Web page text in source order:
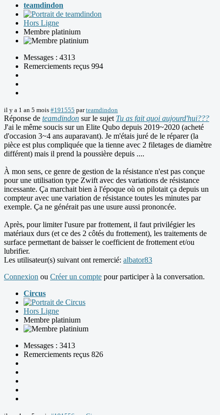
teamdindon
Hors Ligne
Membre platinium
Messages : 4313
Remerciements reçus 994
il y a 1 an 5 mois #191555 parteamdindon
Réponse de teamdindon sur le sujet Tu as fait quoi aujourd'hui???
J'ai le même soucis sur un Elite Qubo depuis 2019~2020 (acheté
d'occasion 3~4 ans auparavant). Je m'étais juré de le réparer (la
pièce est plus compliquée que la tienne avec 2 filetages de diamètre
différent) mais il prend la poussière depuis ....
À mon sens, ce genre de gestion de la résistance n'est pas conçue
pour une utilisation type Zwift avec des variations de résistance
incessante. Ça marchait bien à l'époque où on pilotait ça depuis un
compteur avec une variation de résistance toutes les minutes par
exemple. Ça ne générait pas une usure aussi prononcée.
Après, pour limiter l'usure par frottement, il faut privilégier les
matériaux durs (et ce des 2 côtés du frottement), les traitements de
surface permettant de baisser le coefficient de frottement et/ou
lubrifier.
Les utilisateur(s) suivant ont remercié: albator83
Connexion ou Créer un compte pour participer à la conversation.
Circus
Hors Ligne
Membre platinium
Messages : 3413
Remerciements reçus 826